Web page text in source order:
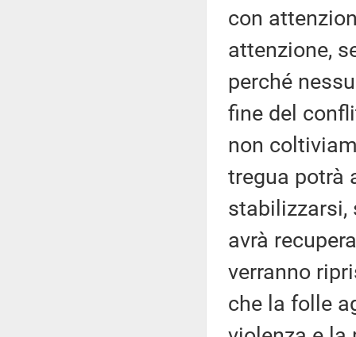
con
attenzione,
perché
fine del
non
tregua potrà
stabilizzarsi,
avrà
verranno
che la folle